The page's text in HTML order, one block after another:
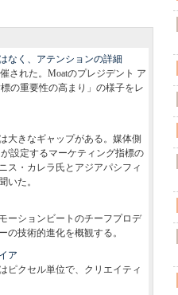
なく、アテンションの詳細
された。Moatのプレジデント ア
の重要性の高まり」の様子をレ
大きなギャップがある。媒体側
設定するマーケティング指標の
ス・カレラ氏とアジアパシフィ
いた。
ーションビートのチーフプロデ
技術的進化を概観する。
ア
ピクセル単位で、クリエイティ